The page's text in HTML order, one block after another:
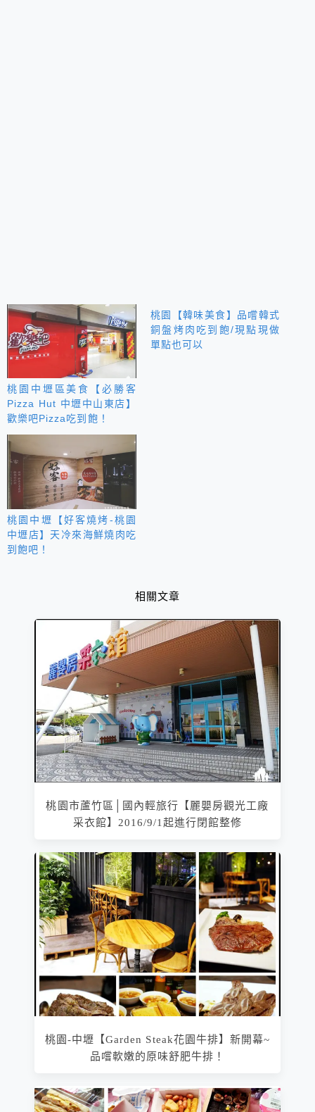
桃園中壢區美食【必勝客
Pizza Hut 中壢中山東店】
歡樂吧Pizza吃到飽！
桃園【韓味美食】品嚐韓式
銅盤烤肉吃到飽/現點現做
單點也可以
桃園中壢【好客燒烤-桃園
中壢店】天冷來海鮮燒肉吃
到飽吧！
相關文章
桃園市蘆竹區│國內輕旅行【麗嬰房觀光工廠
采衣館】2016/9/1起進行閉館整修
桃園-中壢【Garden Steak花園牛排】新開幕~
品嚐軟嫩的原味舒肥牛排！